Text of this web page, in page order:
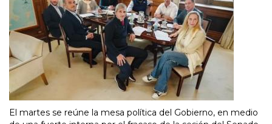
El martes se reúne la mesa política del Gobierno, en medio